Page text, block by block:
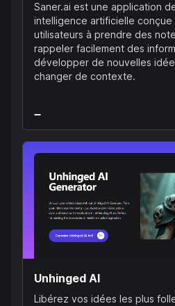
Saner.ai est une application
intelligence artificielle conçue
utilisateurs à prendre des
rappeler facilement des
développer de nouvelles
changer de contexte.
Unhinged AI
Libérez vos idées les plus